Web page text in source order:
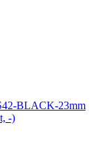
BLACK-23mm
-)